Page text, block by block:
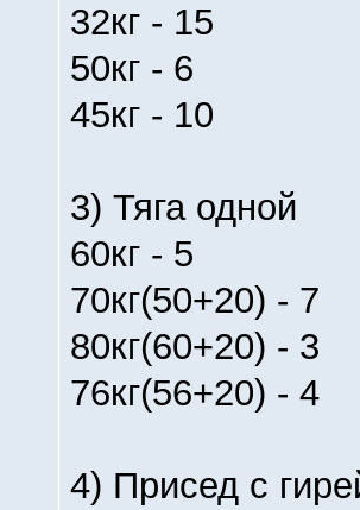
32кг - 15
50кг - 6
45кг - 10
3) Тяга одной
60кг - 5
70кг(50+20) - 7
80кг(60+20) - 3
76кг(56+20) - 4
4) Присед с